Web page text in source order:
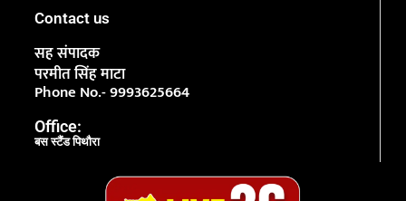
Contact us
सह संपादक
परमीत सिंह माटा
Phone No.- 9993625664
Office:
बस स्टैंड पिथौरा